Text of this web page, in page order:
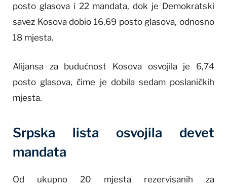
posto glasova i 22 mandata, dok je Demokratski
savez Kosova dobio 16,69 posto glasova, odnosno
18 mjesta.
Alijansa za budućnost Kosova osvojila je 6,74
posto glasova, čime je dobila sedam poslaničkih
mjesta.
Srpska lista osvojila devet
mandata
Od ukupno 20 mjesta rezervisanih za